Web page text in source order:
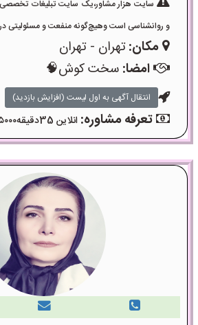
سایت هزار مشاور،یک سایت تبلیغات تخصصی
و روانشناسی است وهیچ‌گونه منفعت و مسئولیتی در
مکان:تهران - تهران
امضا: سخت کوش🧠
انتقال آگهی به اول لیست (افزایش بازدید)
تعرفه مشاوره: انلاین 35دقیقه۴۵۰۰۰تومان